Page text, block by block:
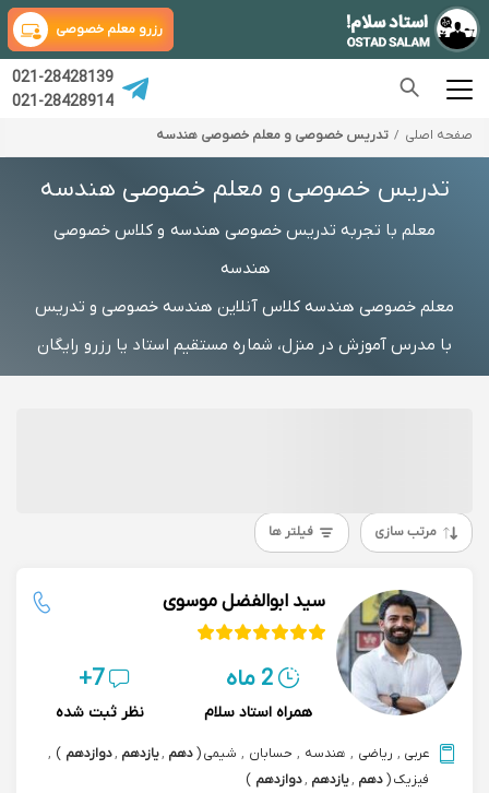
رزرو معلم خصوصی
021-28428139
021-28428914
صفحه اصلی تدریس خصوصی و معلم خصوصی هندسه
تدریس خصوصی و معلم خصوصی هندسه
معلم با تجربه تدریس خصوصی هندسه و کلاس خصوصی
هندسه
معلم خصوصی هندسه کلاس آنلاین هندسه خصوصی و تدریس
با مدرس آموزش در منزل، شماره مستقیم استاد یا رزرو رایگان
مرتب سازی فیلتر ها
سید ابوالفضل موسوی
2 ماه
همراه استاد سلام
7+
نظر ثبت شده
عربی , ریاضی , هندسه , حسابان , شیمی(دهم ,یازدهم ,دوازدهم )
,
فیزیک(دهم ,یازدهم ,دوازدهم )